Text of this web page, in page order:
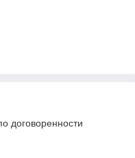
договоренности